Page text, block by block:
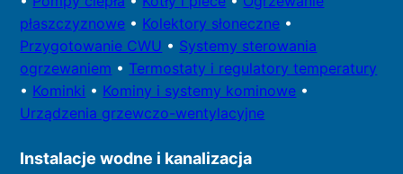
płaszczyznowe • Kolektory słoneczne •
Przygotowanie CWU • Systemy sterowania
ogrzewaniem • Termostaty i regulatory temperatury
• Kominki • Kominy i systemy kominowe •
Urządzenia grzewczo-wentylacyjne
Instalacje wodne i kanalizacja